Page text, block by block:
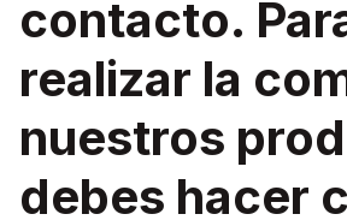
contacto.
realizar la
nuestros
debes hacer